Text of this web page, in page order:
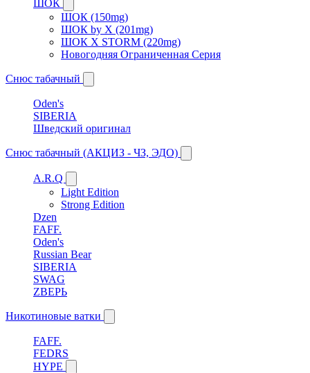
ШОК
ШОК (150mg)
ШОК by X (201mg)
ШОК X STORM (220mg)
Новогодняя Ограниченная Серия
Снюс табачный
Oden's
SIBERIA
Шведский оригинал
Снюс табачный (АКЦИЗ - ЧЗ, ЭДО)
A.R.Q
Light Edition
Strong Edition
Dzen
FAFF.
Oden's
Russian Bear
SIBERIA
SWAG
ZВЕРЬ
Никотиновые ватки
FAFF.
FEDRS
HYPE